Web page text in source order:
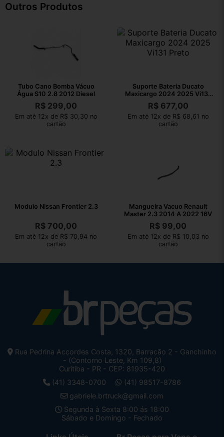
Outros Produtos
Tubo Cano Bomba Vácuo
Água S10 2.8 2012 Diesel
R$ 299,00
Em até 12x de R$ 30,30 no
cartão
Suporte Bateria Ducato
Maxicargo 2024 2025 Vi131
Preto
R$677,00
Em até 12x de R$ 68,61 no
cartão
Modulo Nissan Frontier 2.3
R$ 700,00
Em até 12x de R$ 70,94 no
cartão
Mangueira Vacuo Renault
Master 2.3 2014 A 2022 16V
R$ 99,00
Em até 12x de R$ 10,03 no
cartão
Rua Pedrina Accordes Costa, 1320, Barracão 2 - Ganchinho
- (Contorno Leste, Km 109,8)
Curitiba - PR - CEP: 81935-420
(41) 3348-0700
(41) 98517-8786
gabriele.brtruck@gmail.com
Segunda à Sexta 8:00 ás 18:00
Sábado e Domingo - Fechado